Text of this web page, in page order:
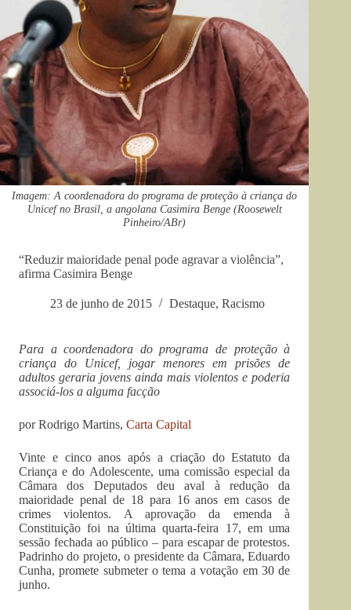
Imagem: A coordenadora do programa de proteção à criança do
Unicef no Brasil, a angolana Casimira Benge (Roosewelt
Pinheiro/ABr)
“Reduzir maioridade penal pode agravar a violência”,
afirma Casimira Benge
23 de junho de 2015 Destaque, Racismo
Para a coordenadora do programa de proteção à
criança do Unicef, jogar menores em prisões de
adultos geraria jovens ainda mais violentos e poderia
associá-los a alguma facção
por Rodrigo Martins, Carta Capital
Vinte e cinco anos após a criação do Estatuto da
Criança e do Adolescente, uma comissão especial da
Câmara dos Deputados deu aval à redução da
maioridade penal de 18 para 16 anos em casos de
crimes violentos. A aprovação da emenda à
Constituição foi na última quarta-feira 17, em uma
sessão fechada ao público – para escapar de protestos.
Padrinho do projeto, o presidente da Câmara, Eduardo
Cunha, promete submeter o tema a votação em 30 de
junho.